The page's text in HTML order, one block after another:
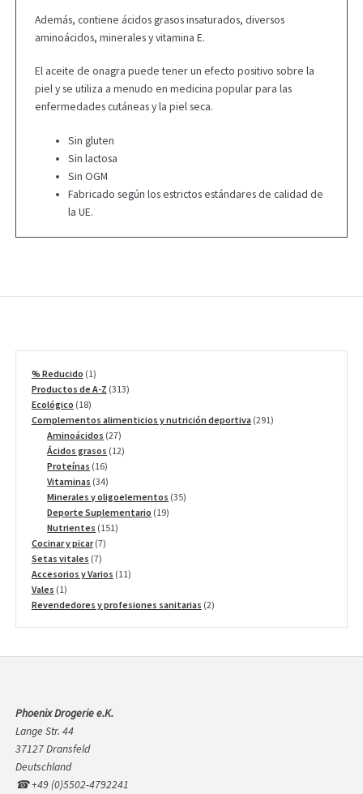
Además, contiene ácidos grasos insaturados, diversos
aminoácidos, minerales y vitamina E.
El aceite de onagra puede tener un efecto positivo sobre la
piel y se utiliza a menudo en medicina popular para las
enfermedades cutáneas y la piel seca.
Sin gluten
Sin lactosa
Sin OGM
Fabricado según los estrictos estándares de calidad de
la UE.
% Reducido 11
producto
Productos de A-Z 313313
Ecológico 1818
productos
Complementos alimenticios y nutrición deportiva 291291
Aminoácidos 2727
productos
Ácidos grasos 1212
Proteínas 1616
productos
Vitaminas 3434
productos
Minerales y oligoelementos 3535
Deporte Suplementario 1919
Nutrientes 151151
Cocinar y picar 77
Setas vitales 77
productos
Accesorios y Varios 1111
Vales 11
producto
Revendedores y profesiones sanitarias 22
Phoenix Drogerie e.K.
Lange Str. 44
37127 Dransfeld
Deutschland
☎ +49 (0)5502-4792241